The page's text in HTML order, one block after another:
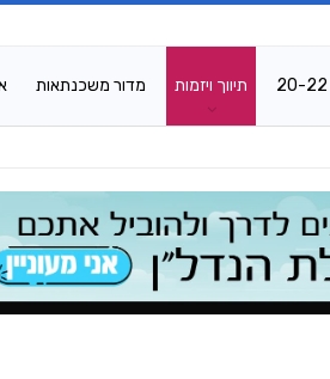
תיווך ויזמות מדור משכנתאות